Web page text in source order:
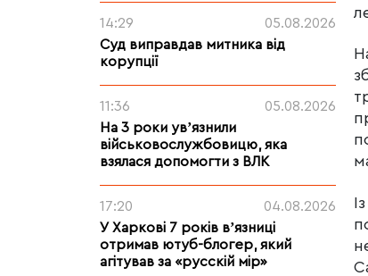
14:29
05.08.2026
Суд виправдав митника від
корупції
11:36
05.08.2026
На 3 роки увʼязнили
військовослужбовицю, яка
взялася допомогти з ВЛК
17:20
04.08.2026
У Харкові 7 років вʼязниці
отримав ютуб-блогер, який
агітував за «русскій мір»